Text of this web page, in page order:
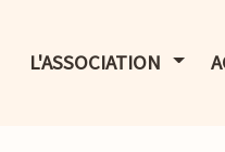
L'ASSOCIATION